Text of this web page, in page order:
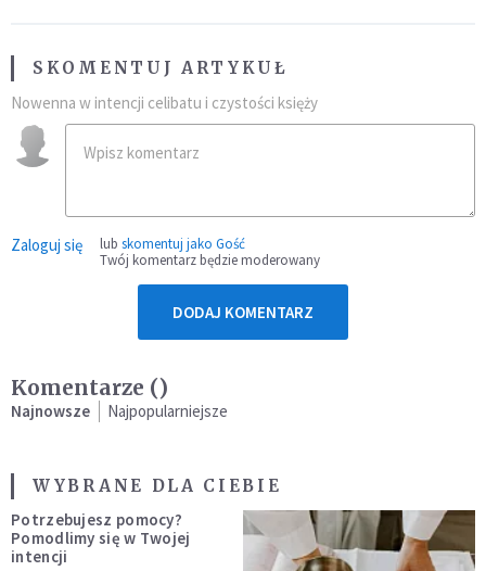
SKOMENTUJ ARTYKUŁ
Nowenna w intencji celibatu i czystości księży
Zaloguj się lub skomentuj jako Gość
Twój komentarz będzie moderowany
DODAJ KOMENTARZ
Komentarze ()
Najnowsze Najpopularniejsze
WYBRANE DLA CIEBIE
Potrzebujesz pomocy?
Pomodlimy się w Twojej
intencji